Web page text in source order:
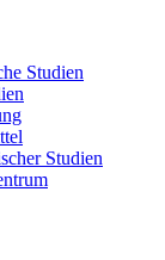
Studien
Studien